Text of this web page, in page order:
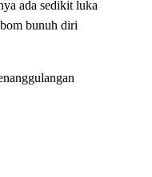
ada sedikit luka
bunuh diri